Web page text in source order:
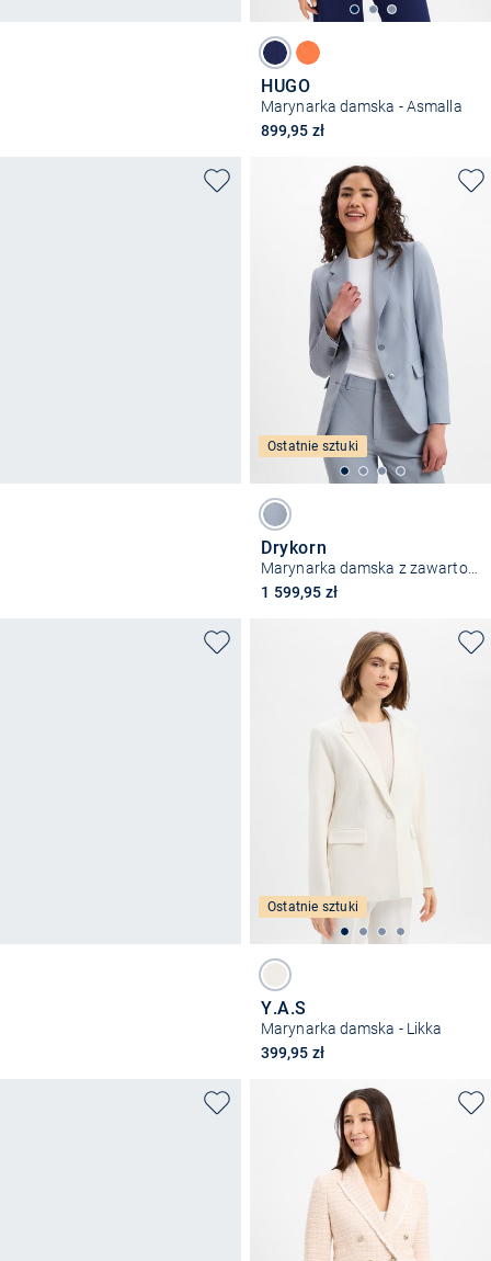
HUGO
Marynarka damska - Asmalla
899,95 zł
Ostatnie sztuki
Drykorn
Marynarka damska z zawartością wełny - Bundrey
1 599,95 zł
Ostatnie sztuki
Y.A.S
Marynarka damska - Likka
399,95 zł